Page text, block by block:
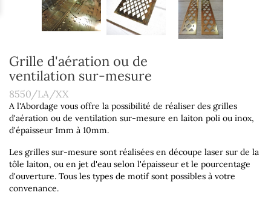
Grille d'aération ou de
ventilation sur-mesure
8550/LA/XX
A l'Abordage vous offre la possibilité de réaliser des grilles
d'aération ou de ventilation sur-mesure en laiton poli ou inox,
d'épaisseur 1mm à 10mm.
Les grilles sur-mesure sont réalisées en découpe laser sur de la
tôle laiton, ou en jet d'eau selon l'épaisseur et le pourcentage
d'ouverture. Tous les types de motif sont possibles à votre
convenance.